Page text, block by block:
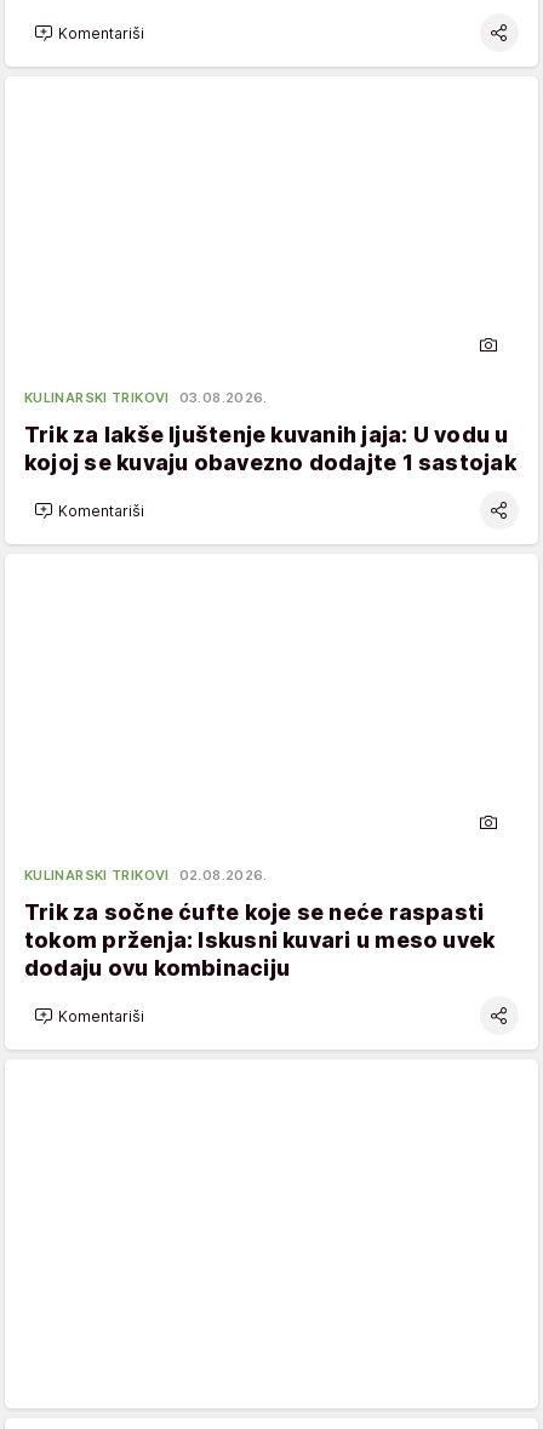
Komentariši
KULINARSKI TRIKOVI 03.08.2026.
Trik za lakše ljuštenje kuvanih jaja: U vodu u
kojoj se kuvaju obavezno dodajte 1 sastojak
Komentariši
KULINARSKI TRIKOVI 02.08.2026.
Trik za sočne ćufte koje se neće raspasti
tokom prženja: Iskusni kuvari u meso uvek
dodaju ovu kombinaciju
Komentariši